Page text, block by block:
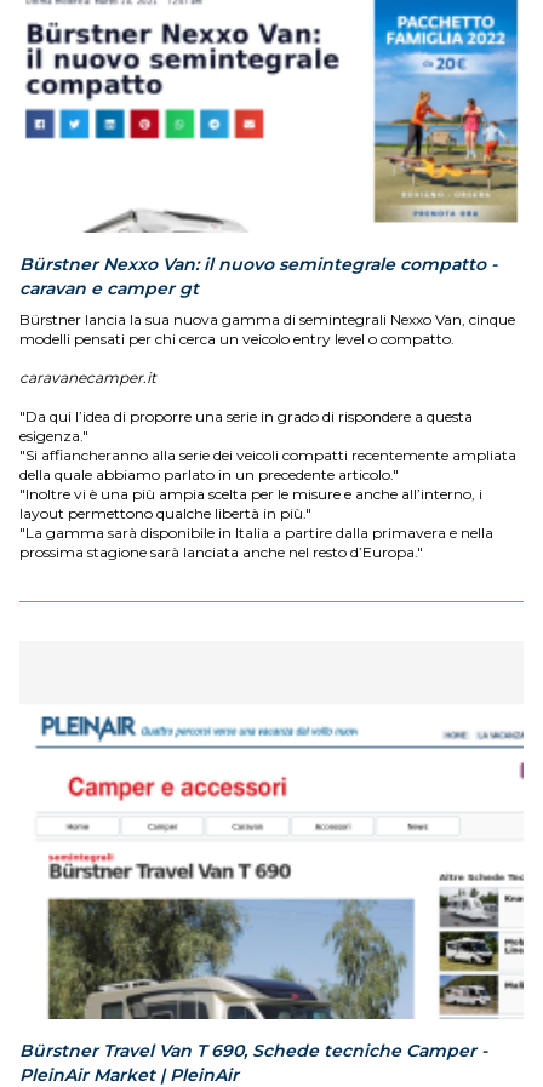
Bürstner Nexxo Van: il nuovo semintegrale compatto -
caravan e camper gt
Bürstner lancia la sua nuova gamma di semintegrali Nexxo Van, cinque
modelli pensati per chi cerca un veicolo entry level o compatto.
caravanecamper.it
"Da qui l’idea di proporre una serie in grado di rispondere a questa
esigenza."
"Si affiancheranno alla serie dei veicoli compatti recentemente ampliata
della quale abbiamo parlato in un precedente articolo."
"Inoltre vi è una più ampia scelta per le misure e anche all’interno, i
layout permettono qualche libertà in più."
"La gamma sarà disponibile in Italia a partire dalla primavera e nella
prossima stagione sarà lanciata anche nel resto d’Europa."
Bürstner Travel Van T 690, Schede tecniche Camper -
PleinAir Market | PleinAir